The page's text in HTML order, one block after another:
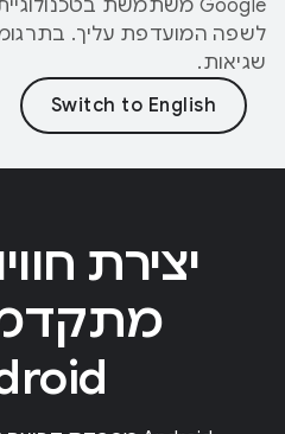
לשפה המועדפת עליך.
שגיאות.
יצירת